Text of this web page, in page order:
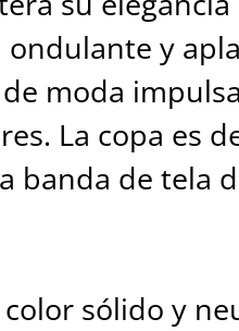
y
moda
La copa es
banda de tela
sólido y